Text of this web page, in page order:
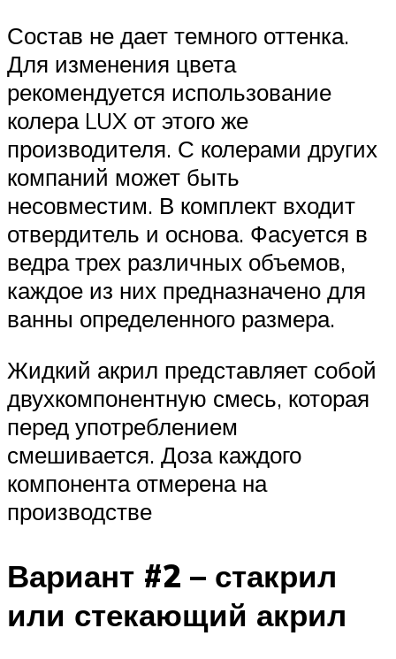
Состав не дает темного оттенка.
Для изменения цвета
рекомендуется использование
колера LUX от этого же
производителя. С колерами других
компаний может быть
несовместим. В комплект входит
отвердитель и основа. Фасуется в
ведра трех различных объемов,
каждое из них предназначено для
ванны определенного размера.
Жидкий акрил представляет собой
двухкомпонентную смесь, которая
перед употреблением
смешивается. Доза каждого
компонента отмерена на
производстве
Вариант #2 – стакрил
или стекающий акрил